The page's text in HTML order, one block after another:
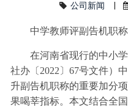
公司新闻
中学教师评副告机职
在河南省现行的中小
社办〔2022〕67号文件）
升副告机职称的重要加分
果喝莘指标。本文结合全